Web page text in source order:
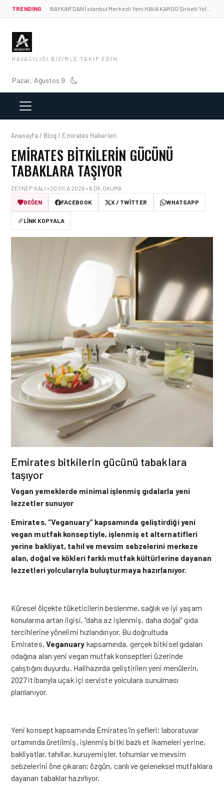
TRENDING
HAVACILIĞI BIZIMLE TAKIP EDIN
Pazar, Ağustos 9
Anasayfa / Blog / Emirates Haberleri
EMIRATES BITKILERIN GÜCÜNÜ
TABAKLARA TAŞIYOR
ZEYNEP KALI • 20 OCA 2026 • 6 DK OKUMA
BEĞEN
FACEBOOK X / TWITTER WHATSAPP
LINK KOPYALA
Emirates bitkilerin gücünü tabaklara
taşıyor
Vegan yemeklerde minimal işlenmiş gıdalarla yeni
lezzetler sunuyor
Emirates, “Veganuary” kapsamında geliştirdiği yeni
vegan mutfak konseptiyle, işlenmiş et alternatifleri
yerine bakliyat, tahıl ve mevsim sebzelerini merkeze
alan, doğal ve kökleri farklı mutfak kültürlerine dayanan
lezzetleri yolcularıyla buluşturmaya hazırlanıyor.
Küresel ölçekte tüketicilerin beslenme, sağlık ve iyi yaşam
konularına artan ilgisi, “daha az işlenmiş, daha doğal” gıda
tercihlerine yönelimi hızlandırıyor. Bu doğrultuda
Emirates, Veganuary kapsamında, gerçek bitkisel gıdaları
odağına alan yeni vegan mutfak konseptleri üzerinde
çalıştığını duyurdu. Halihazırda geliştirilen yeni menülerin,
2027 itibarıyla uçak içi serviste yolculara sunulması
planlanıyor.
Yeni konsept kapsamında Emirates’in şefleri; laboratuvar
ortamında üretilmiş, işlenmiş bitki bazlı et ikameleri yerine,
bakliyatlar, tahıllar, kuruyemişler, tohumlar ve mevsim
sebzelerini öne çıkaran; özgün, canlı ve geleneksel mutfaklara
dayanan tabaklar hazırlıyor.